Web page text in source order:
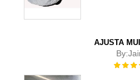
AJUSTA
By:
Rating: